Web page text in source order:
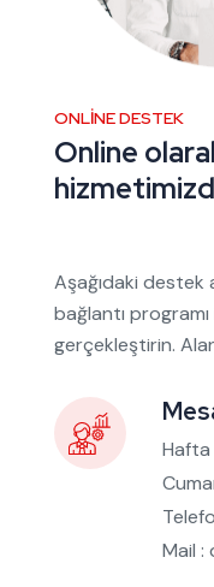
ONLINE DESTEK
Online
Aşağıdaki destek
bağlantı
gerçekleştirin.
Mail